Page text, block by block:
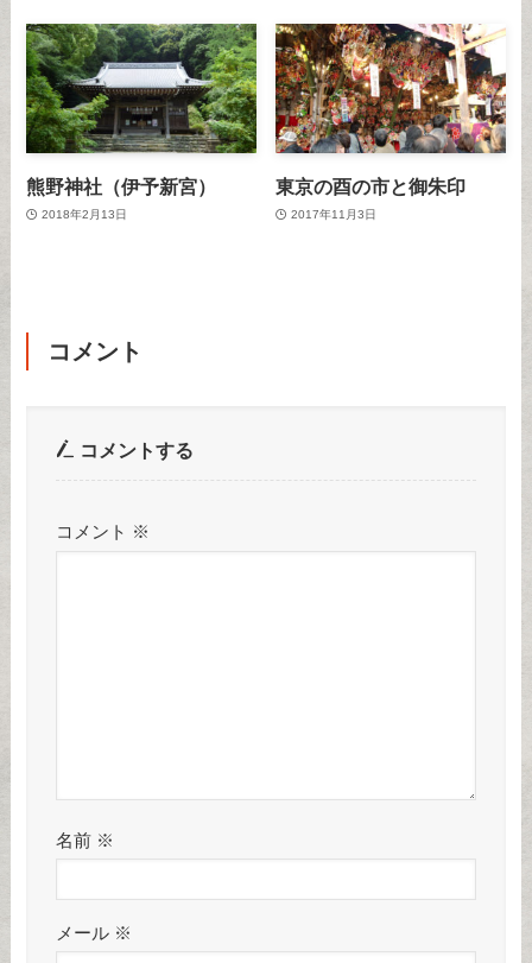
熊野神社（伊予新宮）
2018年2月13日
東京の酉の市と御朱印
2017年11月3日
コメント
コメントする
コメント ※
名前 ※
メール ※